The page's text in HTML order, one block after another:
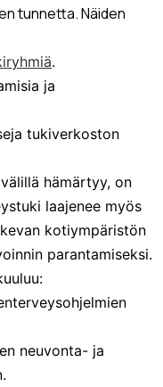
tunnetta. Näiden
.
ja
tukiverkoston
hämärtyy, on
laajenee myös
kotiympäristön
parantamiseksi.
neuvonta- ja